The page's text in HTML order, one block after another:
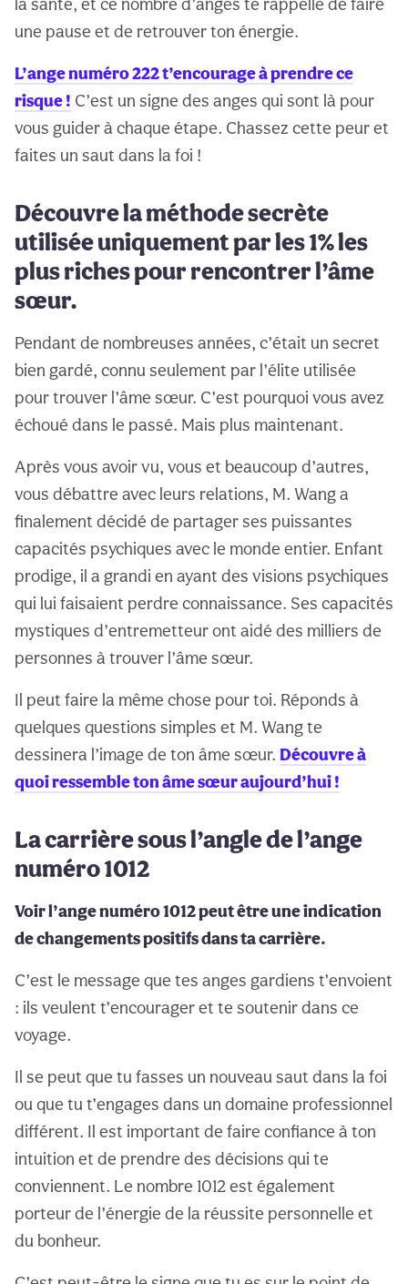
une pause et de retrouver ton énergie.
L’ange numéro 222 t’encourage à prendre ce
risque ! C’est un signe des anges qui sont là pour
vous guider à chaque étape. Chassez cette peur et
faites un saut dans la foi !
Découvre la méthode secrète
utilisée uniquement par les 1% les
plus riches pour rencontrer l’âme
sœur.
Pendant de nombreuses années, c’était un secret
bien gardé, connu seulement par l’élite utilisée
pour trouver l’âme sœur. C’est pourquoi vous avez
échoué dans le passé. Mais plus maintenant.
Après vous avoir vu, vous et beaucoup d’autres,
vous débattre avec leurs relations, M. Wang a
finalement décidé de partager ses puissantes
capacités psychiques avec le monde entier. Enfant
prodige, il a grandi en ayant des visions psychiques
qui lui faisaient perdre connaissance. Ses capacités
mystiques d’entremetteur ont aidé des milliers de
personnes à trouver l’âme sœur.
Il peut faire la même chose pour toi. Réponds à
quelques questions simples et M. Wang te
dessinera l’image de ton âme sœur. Découvre à
quoi ressemble ton âme sœur aujourd’hui !
La carrière sous l’angle de l’ange
numéro 1012
Voir l’ange numéro 1012 peut être une indication
de changements positifs dans ta carrière.
C’est le message que tes anges gardiens t’envoient
: ils veulent t’encourager et te soutenir dans ce
voyage.
Il se peut que tu fasses un nouveau saut dans la foi
ou que tu t’engages dans un domaine professionnel
différent. Il est important de faire confiance à ton
intuition et de prendre des décisions qui te
conviennent. Le nombre 1012 est également
porteur de l’énergie de la réussite personnelle et
du bonheur.